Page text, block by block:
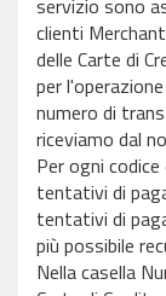
servizio sono
clienti
delle Carte di
per
numero di
riceviamo dal
Per ogni
tentativi di
tentativi di
più possibile
Nella casella